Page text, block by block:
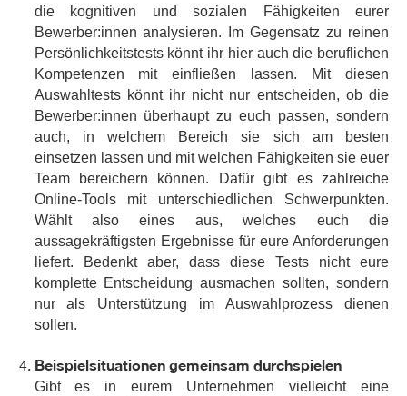
die kognitiven und sozialen Fähigkeiten eurer
Bewerber:innen analysieren. Im Gegensatz zu reinen
Persönlichkeitstests könnt ihr hier auch die beruflichen
Kompetenzen mit einfließen lassen. Mit diesen
Auswahltests könnt ihr nicht nur entscheiden, ob die
Bewerber:innen überhaupt zu euch passen, sondern
auch, in welchem Bereich sie sich am besten
einsetzen lassen und mit welchen Fähigkeiten sie euer
Team bereichern können. Dafür gibt es zahlreiche
Online-Tools mit unterschiedlichen Schwerpunkten.
Wählt also eines aus, welches euch die
aussagekräftigsten Ergebnisse für eure Anforderungen
liefert. Bedenkt aber, dass diese Tests nicht eure
komplette Entscheidung ausmachen sollten, sondern
nur als Unterstützung im Auswahlprozess dienen
sollen.
Beispielsituationen gemeinsam durchspielen
Gibt es in eurem Unternehmen vielleicht eine